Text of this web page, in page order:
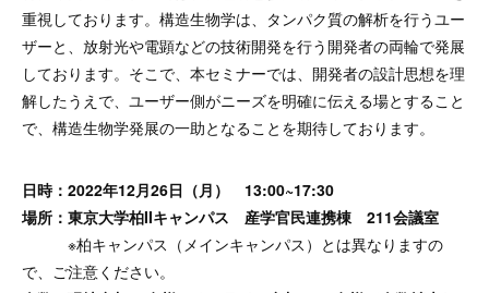
重視しております。構造生物学は、タンパク質の解析を行うユー
ザーと、放射光や電顕などの技術開発を行う開発者の両輪で発展
しております。そこで、本セミナーでは、開発者の設計思想を理
解したうえで、ユーザー側がニーズを明確に伝える場とすること
で、構造生物学発展の一助となることを期待しております。
日時：2022年12月26日（月） 13:00~17:30
場所：東京大学柏IIキャンパス 産学官民連携棟 211会議室
※柏キャンパス（メインキャンパス）とは異なりますの
で、ご注意ください。